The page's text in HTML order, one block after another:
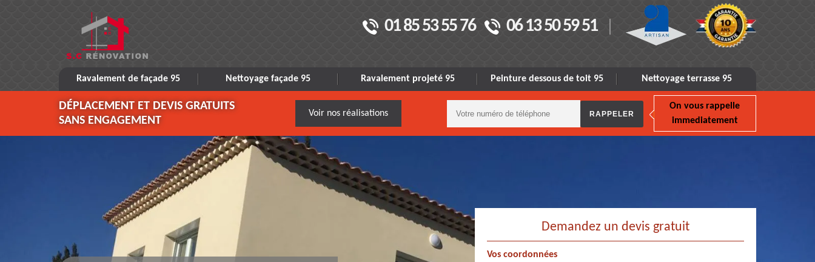
01 85 53 55 76 06 13 50 59 51
Ravalement de façade 95 Nettoyage façade 95 Ravalement projeté 95 Peinture dessous de toit 95 Nettoyage terrasse 95
DÉPLACEMENT ET DEVIS GRATUITS
SANS ENGAGEMENT
Voir nos réalisations
On vous rappelle
immediatement
Demandez un devis gratuit
Vos coordonnées